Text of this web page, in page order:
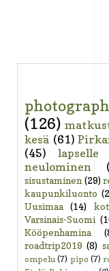
(126)
kesä (61)
(45)
lapselle
neulominen
sisustaminen (29)
kaupunkiluonto
Uusimaa
(14)
Varsinais-Suomi
Kööpenhamina
roadtrip2019 (8)
ompelu (7) pipo (7)